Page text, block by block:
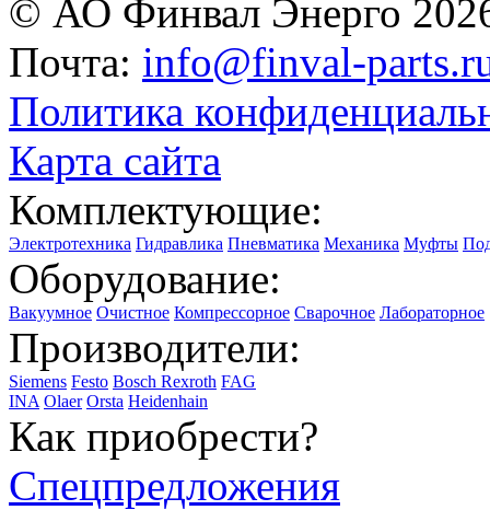
© АО Финвал Энерго
Почта: info@finval-
Политика
Карта сайта
Комплектующие:
Электротехника Гидравлика Пневматика Механика Муфты
Оборудование:
Вакуумное Очистное Компрессорное Сварочное Лабораторное
Производители:
Siemens Festo Bosch Rexroth FAG
INA Olaer Orsta Heidenhain
Как приобрести?
Спецпредложения